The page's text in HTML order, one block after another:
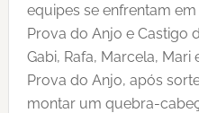
equipes se enfrentam
Prova do Anjo e Castigo
Gabi, Rafa, Marcela,
Prova do Anjo, após
montar um quebra-